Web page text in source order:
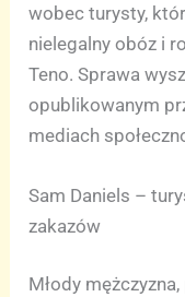
wobec turysty,
nielegalny obóz i
Teno. Sprawa
opublikowanym
mediach
Sam Daniels –
zakazów
Młody